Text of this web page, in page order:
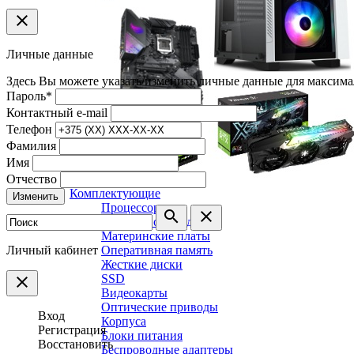
Комплектующие
Процессоры
Системы охлаждения
Материнские платы
Оперативная память
Жесткие диски
SSD
Видеокарты
Оптические приводы
Корпуса
Блоки питания
Беспроводные адаптеры
clear
Личные данные
Здесь Вы можете указать/изменить личные данные для
Пароль*
Контактный e-mail
Телефон
Фамилия
Имя
Отчество
Изменить
search clear
Личный кабинет
clear
Вход
Регистрация
Восстановить